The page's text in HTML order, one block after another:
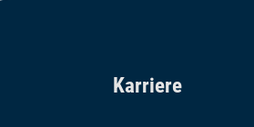
Karriere